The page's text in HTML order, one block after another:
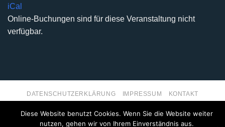
iCal
Online-Buchungen sind für diese Veranstaltung nicht
verfügbar.
DATENSCHUTZERKLÄRUNG IMPRESSUM KONTAKT
kleinzweidrei Kommunikationsdesign
Diese Website benutzt Cookies. Wenn Sie die Website weiter
nutzen, gehen wir von Ihrem Einverständnis aus.